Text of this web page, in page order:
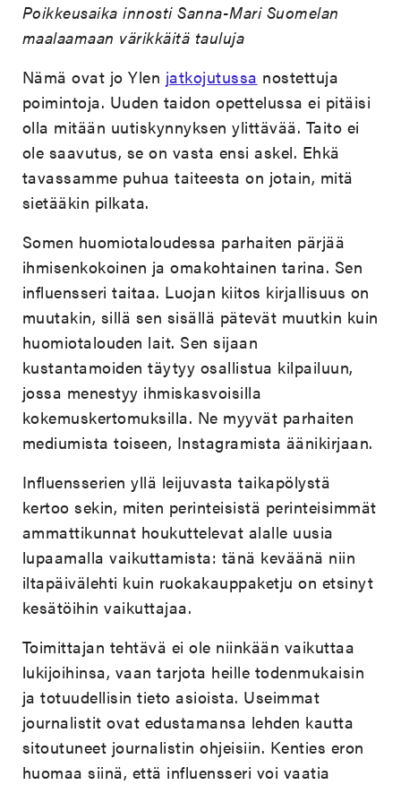
Poikkeusaika innosti Sanna-Mari Suomelan
maalaamaan värikkäitä tauluja
Nämä ovat jo Ylen jatkojutussa nostettuja
poimintoja. Uuden taidon opettelussa ei pitäisi
olla mitään uutiskynnyksen ylittävää. Taito ei
ole saavutus, se on vasta ensi askel. Ehkä
tavassamme puhua taiteesta on jotain, mitä
sietääkin pilkata.
Somen huomiotaloudessa parhaiten pärjää
ihmisenkokoinen ja omakohtainen tarina. Sen
influensseri taitaa. Luojan kiitos kirjallisuus on
muutakin, sillä sen sisällä pätevät muutkin kuin
huomiotalouden lait. Sen sijaan
kustantamoiden täytyy osallistua kilpailuun,
jossa menestyy ihmiskasvoisilla
kokemuskertomuksilla. Ne myyvät parhaiten
mediumista toiseen, Instagramista äänikirjaan.
Influensserien yllä leijuvasta taikapölystä
kertoo sekin, miten perinteisistä perinteisimmät
ammattikunnat houkuttelevat alalle uusia
lupaamalla vaikuttamista: tänä keväänä niin
iltapäivälehti kuin ruokakauppaketju on etsinyt
kesätöihin vaikuttajaa.
Toimittajan tehtävä ei ole niinkään vaikuttaa
lukijoihinsa, vaan tarjota heille todenmukaisin
ja totuudellisin tieto asioista. Useimmat
journalistit ovat edustamansa lehden kautta
sitoutuneet journalistin ohjeisiin. Kenties eron
huomaa siinä, että influensseri voi vaatia